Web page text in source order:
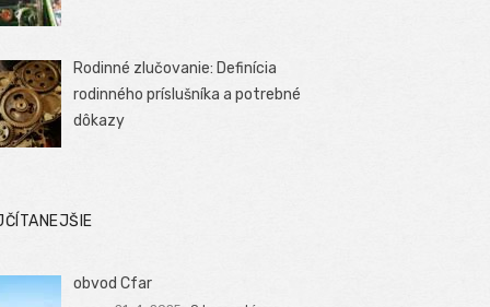
Rodinné zlučovanie: Definícia
rodinného príslušníka a potrebné
dôkazy
obvod Cfar